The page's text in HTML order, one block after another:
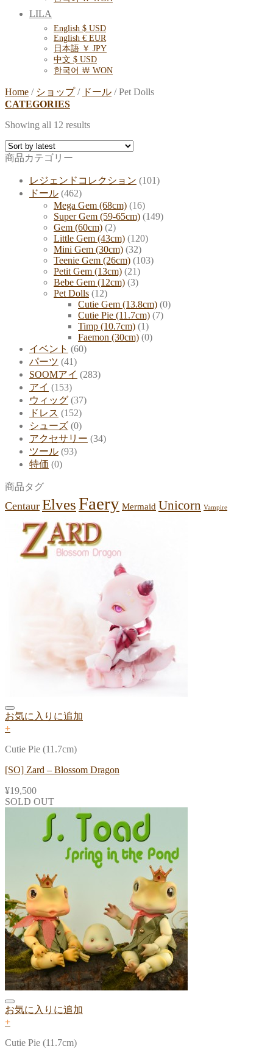
LILA
English $ USD
English € EUR
日本語 ￥ JPY
中文 $ USD
한국어 ￦ WON
Home / ショップ / ドール /Pet Dolls
CATEGORIES
Showing all 12 results
商品カテゴリー
レジェンドコレクション (101)
ドール (462)
Mega Gem (68cm) (16)
Super Gem (59-65cm) (149)
Gem (60cm) (2)
Little Gem (43cm) (120)
Mini Gem (30cm) (32)
Teenie Gem (26cm) (103)
Petit Gem (13cm) (21)
Bebe Gem (12cm) (3)
Pet Dolls (12)
Cutie Gem (13.8cm) (0)
Cutie Pie (11.7cm) (7)
Timp (10.7cm) (1)
Faemon (30cm) (0)
イベント (60)
パーツ (41)
SOOMアイ (283)
アイ (153)
ウィッグ (37)
ドレス (152)
シューズ (0)
アクセサリー (34)
ツール (93)
特価 (0)
商品タグ
Centaur ElvesFaery Mermaid Unicorn Vampire
お気に入りに追加
+
Cutie Pie (11.7cm)
[SO] Zard – Blossom Dragon
¥19,500
SOLD OUT
お気に入りに追加
+
Cutie Pie (11.7cm)